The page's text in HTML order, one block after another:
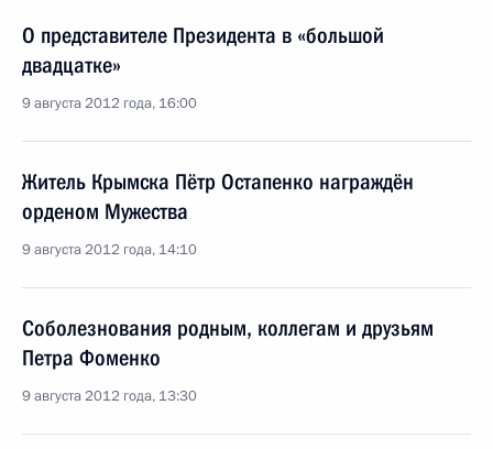
О представителе Президента в «большой
двадцатке»
9 августа 2012 года, 16:00
Житель Крымска Пётр Остапенко награждён
орденом Мужества
9 августа 2012 года, 14:10
Соболезнования родным, коллегам и друзьям
Петра Фоменко
9 августа 2012 года, 13:30